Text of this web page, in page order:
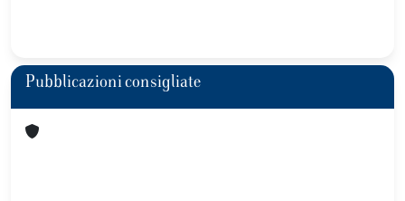
Pubblicazioni consigliate